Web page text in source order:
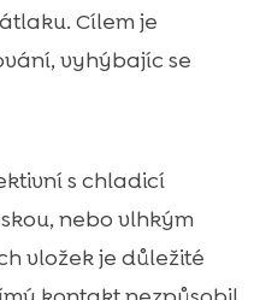
Cílem je
vyhýbajíc se
s chladicí
nebo vlhkým
vložek je důležité